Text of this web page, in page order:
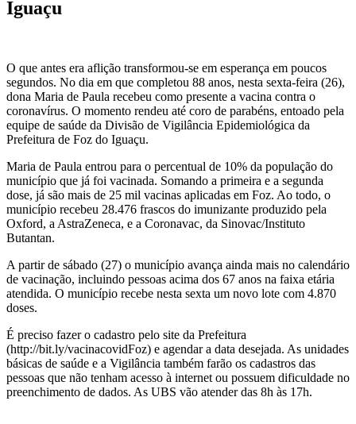
Iguaçu
O que antes era aflição transformou-se em esperança em poucos
segundos. No dia em que completou 88 anos, nesta sexta-feira (26),
dona Maria de Paula recebeu como presente a vacina contra o
coronavírus. O momento rendeu até coro de parabéns, entoado pela
equipe de saúde da Divisão de Vigilância Epidemiológica da
Prefeitura de Foz do Iguaçu.
Maria de Paula entrou para o percentual de 10% da população do
município que já foi vacinada. Somando a primeira e a segunda
dose, já são mais de 25 mil vacinas aplicadas em Foz. Ao todo, o
município recebeu 28.476 frascos do imunizante produzido pela
Oxford, a AstraZeneca, e a Coronavac, da Sinovac/Instituto
Butantan.
A partir de sábado (27) o município avança ainda mais no calendário
de vacinação, incluindo pessoas acima dos 67 anos na faixa etária
atendida. O município recebe nesta sexta um novo lote com 4.870
doses.
É preciso fazer o cadastro pelo site da Prefeitura
(http://bit.ly/vacinacovidFoz) e agendar a data desejada. As unidades
básicas de saúde e a Vigilância também farão os cadastros das
pessoas que não tenham acesso à internet ou possuem dificuldade no
preenchimento de dados. As UBS vão atender das 8h às 17h.